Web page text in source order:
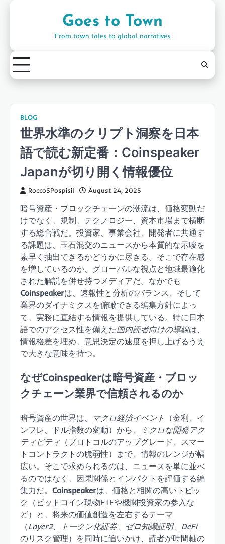
Goes to Town
From town tales to global narratives
BLOG
世界水準のクリプト洞察を日本
語で読む新定番：Coinspeaker
Japanが切り開く情報優位
RoccoSPospisil August 24, 2025
暗号資産・ブロックチェーンの潮流は、価格変動だ
けでなく、規制、テクノロジー、資本市場まで横断
する総合戦だ。投資家、事業会社、開発者に共通す
る課題は、玉石混交のニュースから本質的な示唆を
素早く抽出できるかどうかに尽きる。そこで存在感
を増しているのが、グローバルな視点と地域最適化
された解説を併せ持つメディアだ。なかでも
Coinspeakerは、速報性と分析のバランス、そして
業界のダイナミクスを俯瞰できる編集方針によっ
て、実務に直結する情報を提供している。特に日本
語でのアクセス性を備えた国内読者向けの導線は、
情報格差を埋め、意思決定の速度を押し上げるうえ
で大きな意味を持つ。
なぜCoinspeakerは暗号資産・ブロッ
クチェーン業界で信頼されるのか
暗号資産の世界は、 マクロ経済イベント
（金利、イ
ンフレ、ドル指数の変動）から、
ミクロな開発アク
ティビティ （プロトコルのアップグレード、スマー
トコントラクトの脆弱性）まで、情報のレンジが幅
広い。そこで求められるのは、ニュースを単に並べ
るのではなく、因果関係とインパクトを評価する編
集力だ。 Coinspeakerは、価格と相関の高いトピッ
ク（ビットコイン現物ETFや機関投資家の参入な
ど）と、将来の価値創造を左右するテーマ
（Layer2、 トークン化証券、 ゼロ知識証明、 DeFi
のリスク管理）を同時に追いかけ、読者が時間軸の